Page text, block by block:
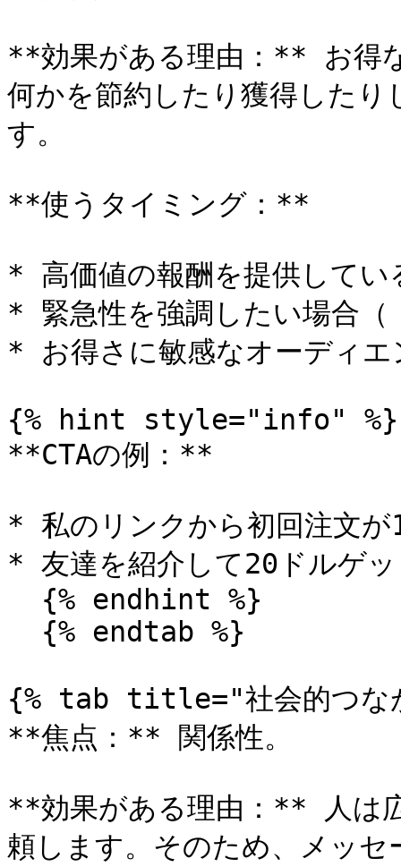
**効果がある理由：** お得
何かを節約したり獲得した
す。
**使うタイミング：**
* 高価値の報酬を提供してい
* 緊急性を強調したい場合（
* お得さに敏感なオーディエ
{% hint style="info" %}
**CTAの例：**
* 私のリンクから初回注文が
* 友達を紹介して20ドルゲ
{% tab title="社会的つな
**焦点：** 関係性。
**効果がある理由：** 人は
頼します。そのため、メッ